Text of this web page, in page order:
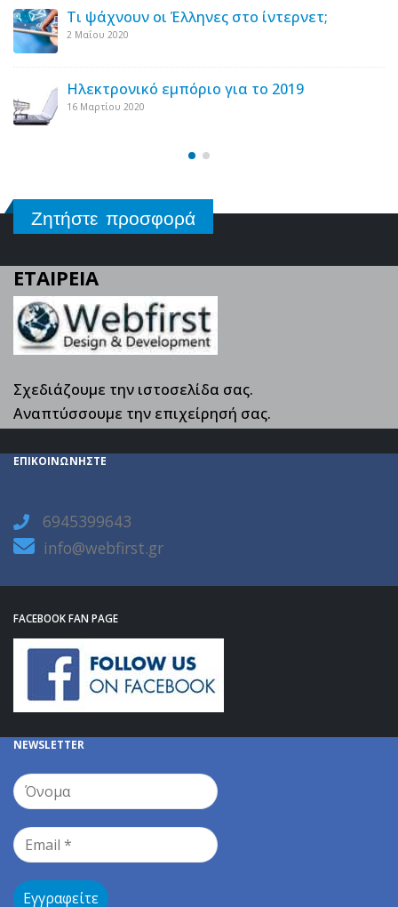
Ζητήστε προσφορά
ΕΤΑΙΡΕΙΑ
Σχεδιάζουμε την ιστοσελίδα σας.
Αναπτύσσουμε την επιχείρησή σας.
ΕΠΙΚΟΙΝΩΝΗΣΤΕ
6945399643